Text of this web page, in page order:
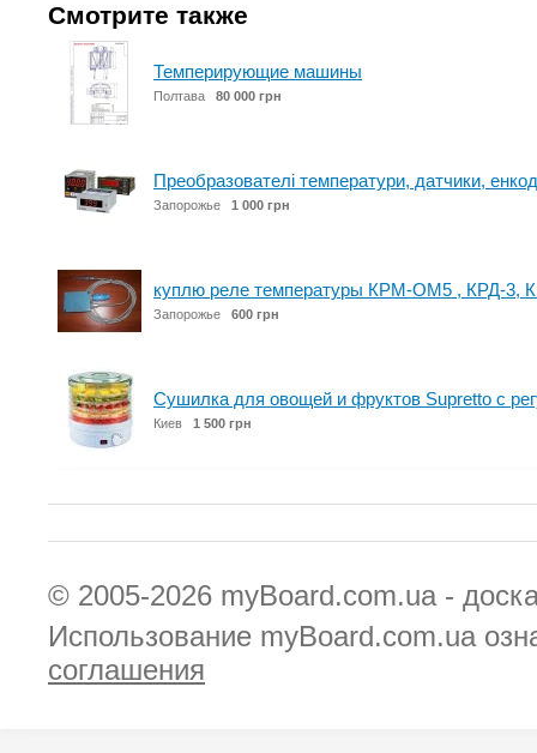
Смотрите также
Темперирующие машины
Полтава 80 000 грн
Преобразователі температури, датчики,
Запорожье 1 000 грн
куплю реле температуры КРМ-ОМ5 , КРД-3,
Запорожье 600 грн
Сушилка для овощей и фруктов Supretto с
Киев 1 500 грн
© 2005-2026 myBoard.com.ua -
Использование myBoard.com.ua
соглашения